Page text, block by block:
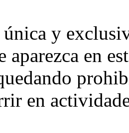
y
aparezca en
en